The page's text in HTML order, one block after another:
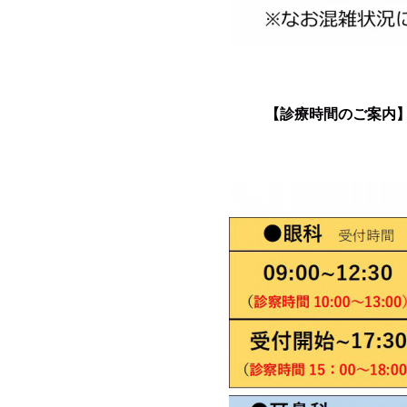
【診療時間のご案内